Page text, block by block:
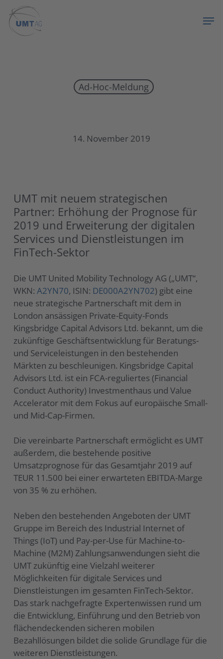
main
Ad-Hoc-Meldung
14. November 2019
UMT mit neuem strategischen
Partner: Erhöhung der Prognose für
2019 und Erweiterung der digitalen
Services und Dienstleistungen im
FinTech-Sektor
Die UMT United Mobility Technology AG („UMT“,
WKN:A2YN70, ISIN: DE000A2YN702) gibt eine
neue strategische Partnerschaft mit dem in
London ansässigen Private-Equity-Fonds
Kingsbridge Capital Advisors Ltd. bekannt, um die
zukünftige Geschäftsentwicklung für Beratungs-
und Serviceleistungen in den bestehenden
Märkten zu beschleunigen. Kingsbridge Capital
Advisors Ltd. ist ein FCA-reguliertes (Financial
Conduct Authority) Investmenthaus und Value
Accelerator mit dem Fokus auf europäische Small-
und Mid-Cap-Firmen.
Die vereinbarte Partnerschaft ermöglicht es UMT
außerdem, die bestehende positive
Umsatzprognose für das Gesamtjahr 2019 auf
TEUR 11.500 bei einer erwarteten EBITDA-Marge
von 35 % zu erhöhen.
Neben den bestehenden Angeboten der UMT
Gruppe im Bereich des Industrial Internet of
Things (IoT) und Pay-per-Use für Machine-to-
Machine (M2M) Zahlungsanwendungen sieht die
UMT zukünftig eine Vielzahl weiterer
Möglichkeiten für digitale Services und
Dienstleistungen im gesamten FinTech-Sektor.
Das stark nachgefragte Expertenwissen rund um
die Entwicklung, Einführung und den Betrieb von
flächendeckenden sicheren mobilen
Bezahllösungen bildet die solide Grundlage für die
weiteren Dienstleistungen.